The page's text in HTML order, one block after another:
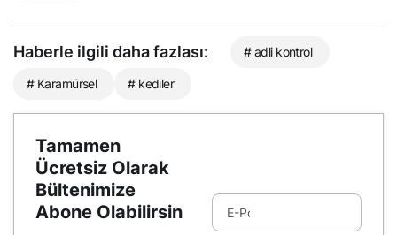
Haberle ilgili daha fazlası: # adli kontrol
# Karamürsel # kediler
Tamamen
Ücretsiz Olarak
Bültenimize
Abone Olabilirsin